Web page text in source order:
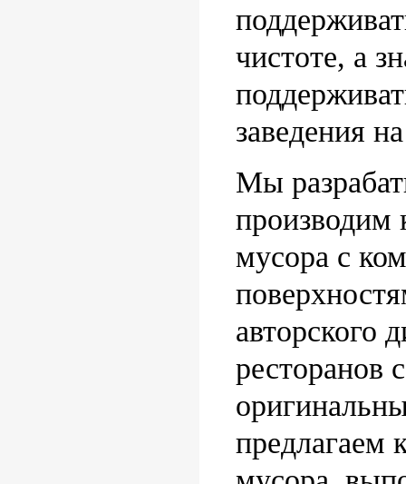
чистоте, а
заведения
Мы
производим
мусора с
авторского
ресторанов
предлагаем